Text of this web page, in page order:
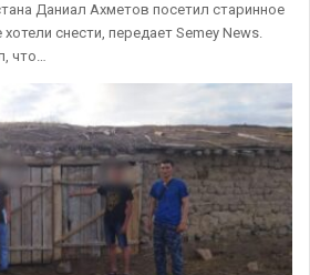
Даниал Ахметов посетил старинное
снести, передает Semey News.
что…